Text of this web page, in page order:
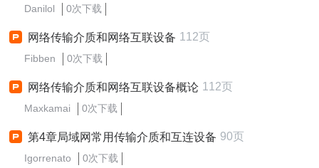
Danilol 0次下载
网络传输介质和网络互联设备 112页
Fibben 0次下载
网络传输介质和网络互联设备概论 112页
Maxkamai 0次下载
第4章局域网常用传输介质和互连设备 90页
Igorrenato 0次下载